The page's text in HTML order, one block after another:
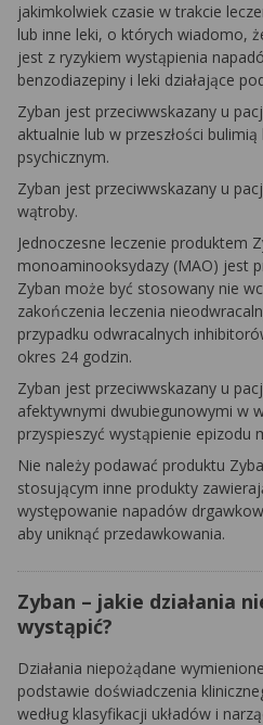
jakimkolwiek czasie w trakcie
lub inne leki, o których wiadomo,
jest z ryzykiem wystąpienia
benzodiazepiny i leki działające
Zyban jest przeciwwskazany u
aktualnie lub w przeszłości
psychicznym.
Zyban jest przeciwwskazany u
wątroby.
Jednoczesne leczenie produktem
monoaminooksydazy (MAO) jest
Zyban może być stosowany nie
zakończenia leczenia
przypadku odwracalnych
okres 24 godzin.
Zyban jest przeciwwskazany u
afektywnymi dwubiegunowymi w
przyspieszyć wystąpienie epizodu
Nie należy podawać produktu
stosującym inne produkty
występowanie napadów
aby uniknąć przedawkowania.
Zyban – jakie działania
wystąpić?
Działania niepożądane
podstawie doświadczenia
według klasyfikacji układów i